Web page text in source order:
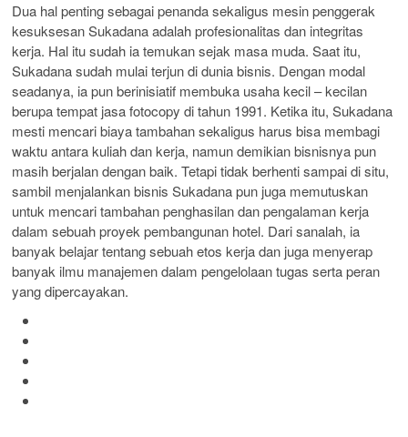
Dua hal penting sebagai penanda sekaligus mesin penggerak
kesuksesan Sukadana adalah profesionalitas dan integritas
kerja. Hal itu sudah ia temukan sejak masa muda. Saat itu,
Sukadana sudah mulai terjun di dunia bisnis. Dengan modal
seadanya, ia pun berinisiatif membuka usaha kecil – kecilan
berupa tempat jasa fotocopy di tahun 1991. Ketika itu, Sukadana
mesti mencari biaya tambahan sekaligus harus bisa membagi
waktu antara kuliah dan kerja, namun demikian bisnisnya pun
masih berjalan dengan baik. Tetapi tidak berhenti sampai di situ,
sambil menjalankan bisnis Sukadana pun juga memutuskan
untuk mencari tambahan penghasilan dan pengalaman kerja
dalam sebuah proyek pembangunan hotel. Dari sanalah, ia
banyak belajar tentang sebuah etos kerja dan juga menyerap
banyak ilmu manajemen dalam pengelolaan tugas serta peran
yang dipercayakan.